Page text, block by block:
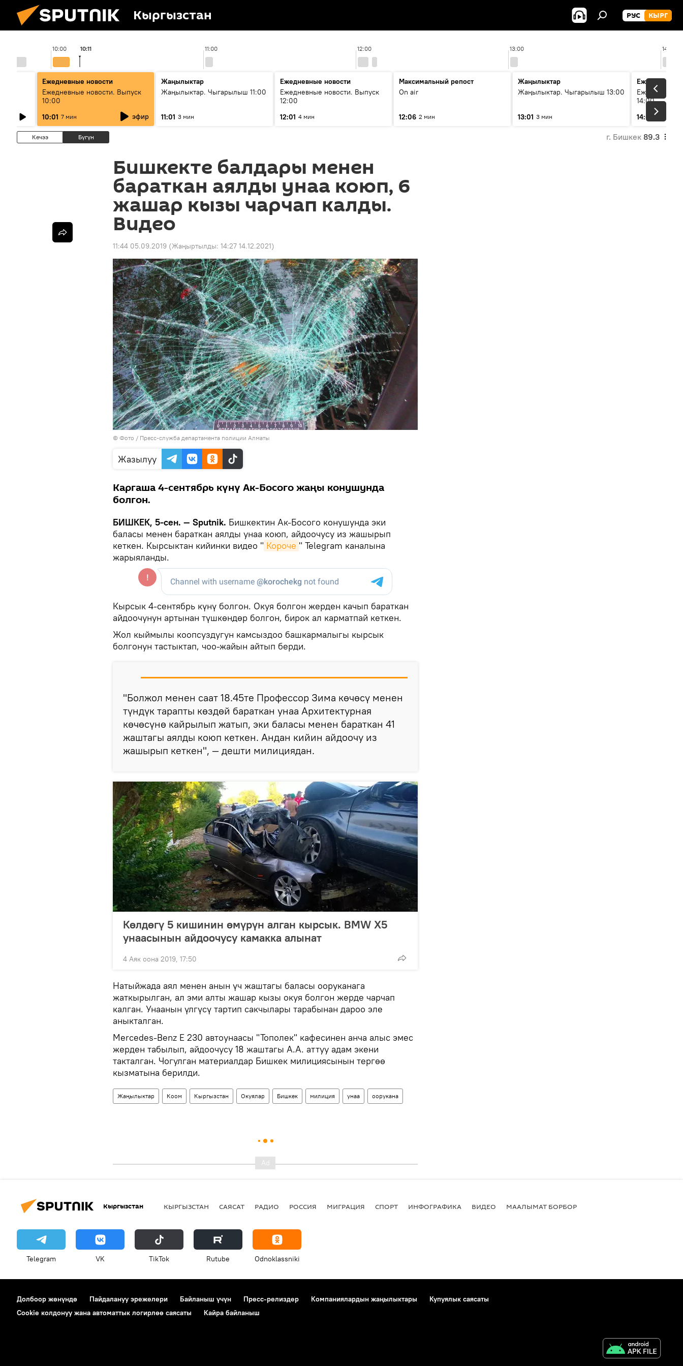
Кыргызстан РУС КЫРГ
10:00 11:00 12:00 13:00 14:00
10:11
Ежедневные новости
Ежедневные новости. Выпуск
10:00
10:01 7 мин эфир
Жаңылыктар
Жаңылыктар. Чыгарылыш 11:00
11:01 3 мин
Ежедневные новости
Ежедневные новости. Выпуск
12:00
12:01 4 мин
Максимальный репост
On air
12:06 2 мин
Жаңылыктар
Жаңылыктар. Чыгарылыш 13:00
13:01 3 мин
Ежедневные
Ежедневные
14:00
14:01
3 мин
Кечээ Бүгүн г. Бишкек 89.3
Бишкекте балдары менен
бараткан аялды унаа коюп, 6
жашар кызы чарчап калды.
Видео
11:44 05.09.2019 (Жаңыртылды: 14:27 14.12.2021)
© Фото / Пресс-служба департамента полиции Алматы
Жазылуу
Каргаша 4-сентябрь күнү Ак-Босого жаңы конушунда
болгон.
БИШКЕК, 5-сен. — Sputnik. Бишкектин Ак-Босого конушунда эки
баласы менен бараткан аялды унаа коюп, айдоочусу из жашырып
кеткен. Кырсыктан кийинки видео " Короче " Telegram каналына
жарыяланды.
Кырсык 4-сентябрь күнү болгон. Окуя болгон жерден качып бараткан
айдоочунун артынан түшкөндөр болгон, бирок ал карматпай кеткен.
Жол кыймылы коопсуздугун камсыздоо башкармалыгы кырсык
болгонун тастыктап, чоо-жайын айтып берди.
"Болжол менен саат 18.45те Профессор Зима көчөсү менен
түндүк тарапты көздөй бараткан унаа Архитектурная
көчөсүнө кайрылып жатып, эки баласы менен бараткан 41
жаштагы аялды коюп кеткен. Андан кийин айдоочу из
жашырып кеткен", — дешти милициядан.
Көлдөгү 5 кишинин өмүрүн алган кырсык. BMW X5
унаасынын айдоочусу камакка алынат
4 Аяк оона 2019, 17:50
Натыйжада аял менен анын үч жаштагы баласы ооруканага
жаткырылган, ал эми алты жашар кызы окуя болгон жерде чарчап
калган. Унаанын үлгүсү тартип сакчылары тарабынан дароо эле
аныкталган.
Mercedes-Benz E 230 автоунаасы "Тополек" кафесинен анча алыс эмес
жерден табылып, айдоочусу 18 жаштагы А.А. аттуу адам экени
такталган. Чогулган материалдар Бишкек милициясынын тергөө
кызматына берилди.
Жаңылыктар Коом Кыргызстан Окуялар Бишкек милиция унаа оорукана
Кыргызстан КЫРГЫЗСТАН САЯСАТ РАДИО РОССИЯ МИГРАЦИЯ СПОРТ ИНФОГРАФИКА ВИДЕО МААЛЫМАТ БОРБОР
Telegram VK ТikТоk Rutube Odnoklassniki
Долбоор жөнүндө Пайдалануу эрежелери Байланыш үчүн Пресс-релиздер Компаниялардын жаңылыктары
Купуялык саясаты
Cookie колдонуу жана автоматтык логирлөө саясаты
Кайра байланыш